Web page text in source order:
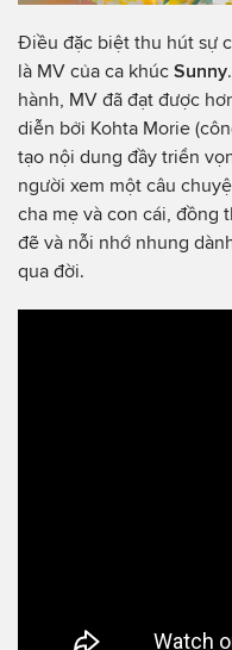
Điều đặc biệt thu hút sự
là MV của ca khúc Sunny
hành, MV đã đạt được
diễn bởi Kohta Morie
tạo nội dung đầy triển
người xem một câu
cha mẹ và con cái, đồng
đẽ và nỗi nhớ nhung
qua đời.